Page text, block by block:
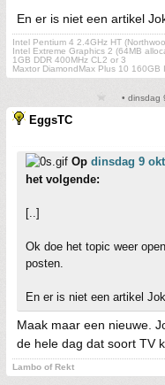
En er is niet een artikel
Intel Pentium 4 2.4GHz HT
Intel Extreme Graphics 2 (64MB
1GB DDR 400MHz CL2 or 3
Maxtor DiamondMax Plus 10 160GB
• dinsdag
EggsTC
Op dinsdag 9
het volgende:
[..]
Ok doe het topic weer
posten.
En er is niet een artikel
Maak maar een nieuwe.
de hele dag dat soort TV
Lambo of Rekt